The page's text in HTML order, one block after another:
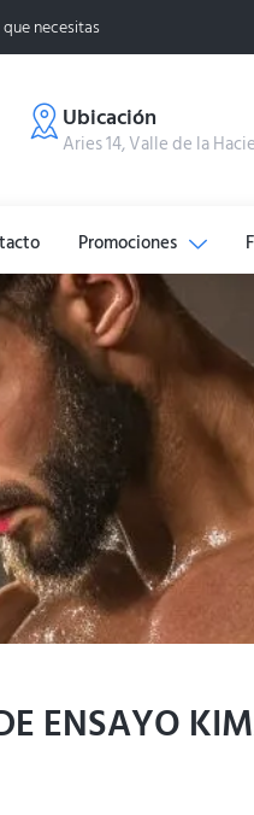
necesitas
Ubicación
Aries 14, Valle de la
Promociones
ENSAYO